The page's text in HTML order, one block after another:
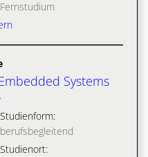
Fernstudium
Systems
Studienform:
berufsbegleitend
Studienort: